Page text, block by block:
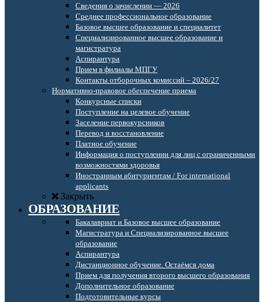
Сведения о зачислении — 2026
Среднее профессиональное образование
Базовое высшее образование и специалитет
Специализированное высшее образование и
магистратура
Аспирантура
Прием в филиалы МПГУ
Контакты отборочных комиссий – 2026/27
Нормативно-правовое обеспечение приема
Конкурсные списки
Поступление на целевое обучение
Заселение первокурсников
Перевод и восстановление
Платное обучение
Информация о поступлении для лиц с ограниченными
возможностями здоровья
Иностранным абитуриентам / For international
applicants
Закрыть
ОБРАЗОВАНИЕ
Бакалавриат и Базовое высшее образование
Магистратура и Специализированное высшее
образование
Аспирантура
Дистанционное обучение. Остаёмся дома
Прием для получения второго высшего образования
Дополнительное образование
Подготовительные курсы